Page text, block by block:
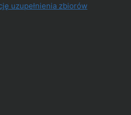
uzupełnienia zbiorów